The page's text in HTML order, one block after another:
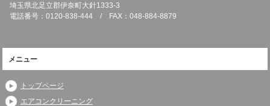
埼玉県北足立郡伊奈町大針1333-3
電話番号：0120-838-444 / FAX：048-884-8879
メニュー
トップページ
エアコンクリーニング